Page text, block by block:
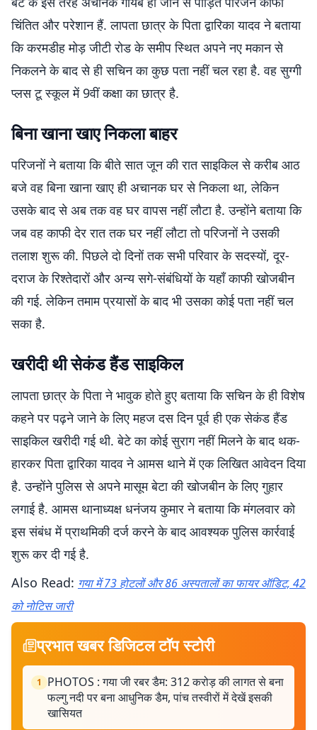
चिंतित और परेशान हैं. लापता छात्र के पिता द्वारिका यादव ने बताया
कि करमडीह मोड़ जीटी रोड के समीप स्थित अपने नए मकान से
निकलने के बाद से ही सचिन का कुछ पता नहीं चल रहा है. वह सुग्गी
प्लस टू स्कूल में 9वीं कक्षा का छात्र है.
बिना खाना खाए निकला बाहर
परिजनों ने बताया कि बीते सात जून की रात साइकिल से करीब आठ
बजे वह बिना खाना खाए ही अचानक घर से निकला था, लेकिन
उसके बाद से अब तक वह घर वापस नहीं लौटा है. उन्होंने बताया कि
जब वह काफी देर रात तक घर नहीं लौटा तो परिजनों ने उसकी
तलाश शुरू की. पिछले दो दिनों तक सभी परिवार के सदस्यों, दूर-
दराज के रिश्तेदारों और अन्य सगे-संबंधियों के यहाँ काफी खोजबीन
की गई. लेकिन तमाम प्रयासों के बाद भी उसका कोई पता नहीं चल
सका है.
खरीदी थी सेकंड हैंड साइकिल
लापता छात्र के पिता ने भावुक होते हुए बताया कि सचिन के ही विशेष
कहने पर पढ़ने जाने के लिए महज दस दिन पूर्व ही एक सेकंड हैंड
साइकिल खरीदी गई थी. बेटे का कोई सुराग नहीं मिलने के बाद थक-
हारकर पिता द्वारिका यादव ने आमस थाने में एक लिखित आवेदन दिया
है. उन्होंने पुलिस से अपने मासूम बेटा की खोजबीन के लिए गुहार
लगाई है. आमस थानाध्यक्ष धनंजय कुमार ने बताया कि मंगलवार को
इस संबंध में प्राथमिकी दर्ज करने के बाद आवश्यक पुलिस कार्रवाई
शुरू कर दी गई है.
Also Read: गया में 73 होटलों और 86 अस्पतालों का फायर ऑडिट, 42
को नोटिस जारी
प्रभात खबर डिजिटल टॉप स्टोरी
1
PHOTOS : गया जी रबर डैम: 312 करोड़ की लागत से बना
फल्गु नदी पर बना आधुनिक डैम, पांच तस्वीरों में देखें इसकी
खासियत